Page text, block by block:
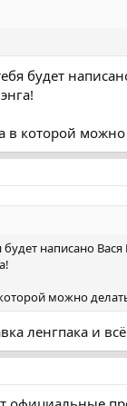
будет
которой можно
будет написано
можно
ленгпака и